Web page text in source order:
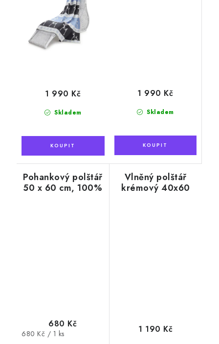
Skladem
1 990 Kč
Skladem
1 990 Kč
Pohankový polštář
50 x 60 cm, 100%
680 Kč
Měrná
680 Kč / 1 ks
Vlněný polštář
krémový 40x60
1 190 Kč